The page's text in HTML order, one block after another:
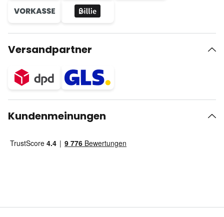
Versandpartner
Kundenmeinungen